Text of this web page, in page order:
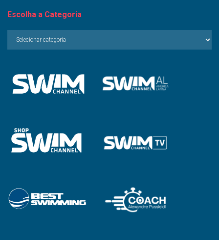
Escolha a Categoria